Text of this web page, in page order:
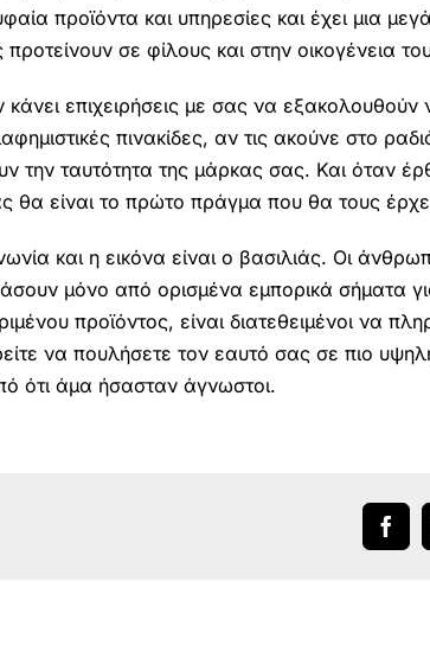
προϊόντα και υπηρεσίες και έχει μια
σε φίλους και στην οικογένεια
επιχειρήσεις με σας να εξακολουθούν
πινακίδες, αν τις ακούνε στο
την ταυτότητα της μάρκας σας. Και όταν
θα είναι το πρώτο πράγμα που θα τους
και η εικόνα είναι ο βασιλιάς. Οι
μόνο από ορισμένα εμπορικά σήματα
προϊόντος, είναι διατεθειμένοι να
να πουλήσετε τον εαυτό σας σε πιο υψηλή
ότι άμα ήσασταν άγνωστοι.